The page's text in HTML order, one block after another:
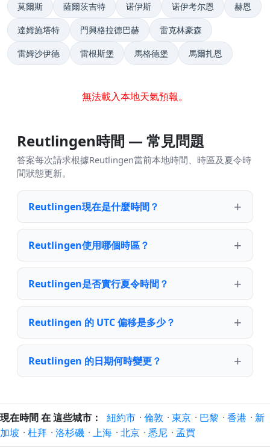
莫爾斯 薩爾茨吉特 诺伊斯 诺伊考尔恩 赫恩
達姆施塔特 門興格拉德巴赫 雷克林豪森
雷姆沙伊德 雷根斯堡 馬格德堡 馬爾扎恩
無法載入本地天氣預報。
Reutlingen時間 — 常見問題
答案每次請求根據Reutlingen當前本地時間、時區及夏令時
間狀態更新。
Reutlingen現在是什麼時間？
Reutlingen使用哪個時區？
Reutlingen是否實行夏令時間？
Reutlingen 的 UTC 偏移是多少？
Reutlingen 的日期何時變更？
現在時間 在 這些城市： 紐約市 · 倫敦 · 東京 · 巴黎 · 香港 · 新
加坡 · 杜拜 · 洛杉磯 · 上海 · 北京 · 悉尼 · 孟買